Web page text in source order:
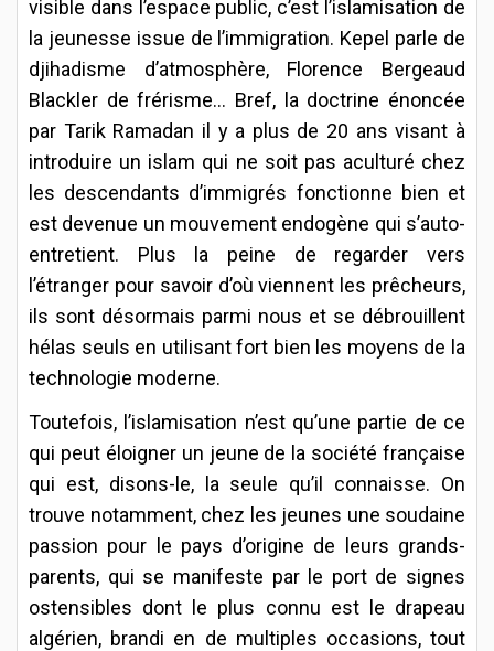
visible dans l’espace public, c’est l’islamisation de
la jeunesse issue de l’immigration. Kepel parle de
djihadisme d’atmosphère, Florence Bergeaud
Blackler de frérisme… Bref, la doctrine énoncée
par Tarik Ramadan il y a plus de 20 ans visant à
introduire un islam qui ne soit pas aculturé chez
les descendants d’immigrés fonctionne bien et
est devenue un mouvement endogène qui s’auto-
entretient. Plus la peine de regarder vers
l’étranger pour savoir d’où viennent les prêcheurs,
ils sont désormais parmi nous et se débrouillent
hélas seuls en utilisant fort bien les moyens de la
technologie moderne.
Toutefois, l’islamisation n’est qu’une partie de ce
qui peut éloigner un jeune de la société française
qui est, disons-le, la seule qu’il connaisse. On
trouve notamment, chez les jeunes une soudaine
passion pour le pays d’origine de leurs grands-
parents, qui se manifeste par le port de signes
ostensibles dont le plus connu est le drapeau
algérien, brandi en de multiples occasions, tout